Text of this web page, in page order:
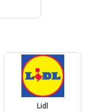
Lidl